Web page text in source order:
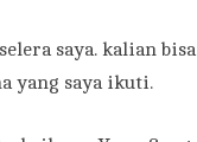
saya. kalian
yang saya ikuti.